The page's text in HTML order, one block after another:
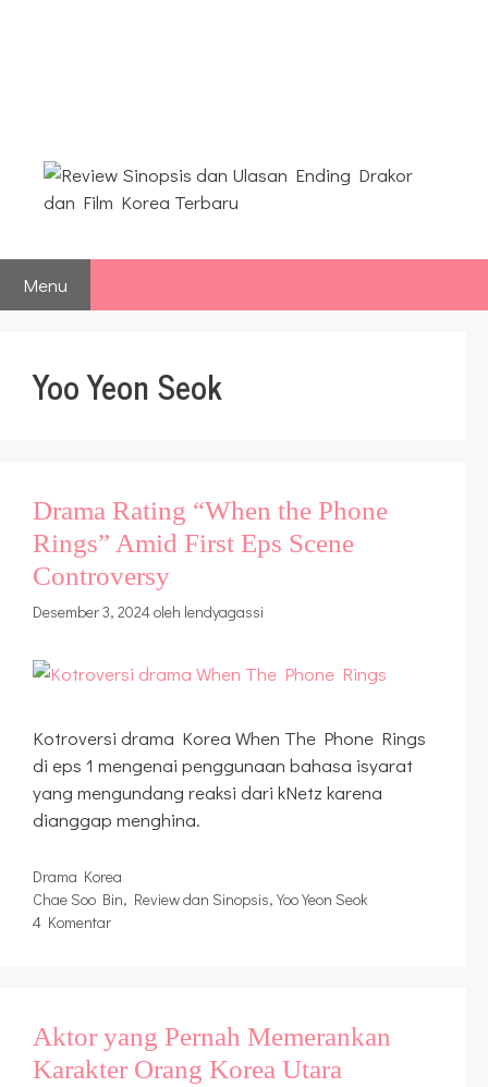
Menu
Yoo Yeon Seok
Drama Rating “When the Phone
Rings” Amid First Eps Scene
Controversy
Desember 3, 2024oleh lendyagassi
Kotroversi drama Korea When The Phone Rings
di eps 1 mengenai penggunaan bahasa isyarat
yang mengundang reaksi dari kNetz karena
dianggap menghina.
Kategori
Drama Korea
Tag
Chae Soo Bin, Review dan Sinopsis, Yoo Yeon Seok
4 Komentar
Aktor yang Pernah Memerankan
Karakter Orang Korea Utara